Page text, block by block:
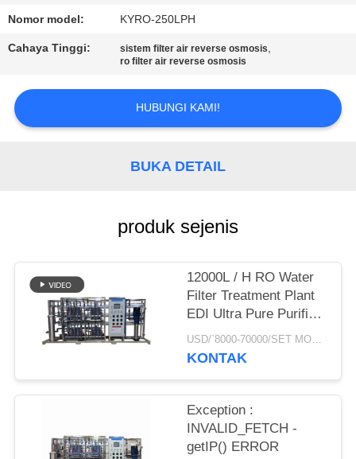
PERMINTAAN
PENAWARAN
COMPANY
NEWS
Nomor model: KYRO-250LPH
Cahaya Tinggi: sistem filter air reverse osmosis,
ro filter air reverse osmosis
HUBUNGI KAMI!
BUKA DETAIL
produk sejenis
12000L / H RO Water
Filter Treatment Plant
EDI Ultra Pure Purifier
Machine Reverse
Osmosis System
USD/`8000-70000/SET MOQ:1 set
KONTAK
Exception :
INVALID_FETCH -
getIP() ERROR